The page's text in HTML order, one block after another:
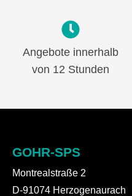
Angebote innerhalb
von 12 Stunden
GOHR-SPS
Montrealstraße 2
D-91074 Herzogenaurach